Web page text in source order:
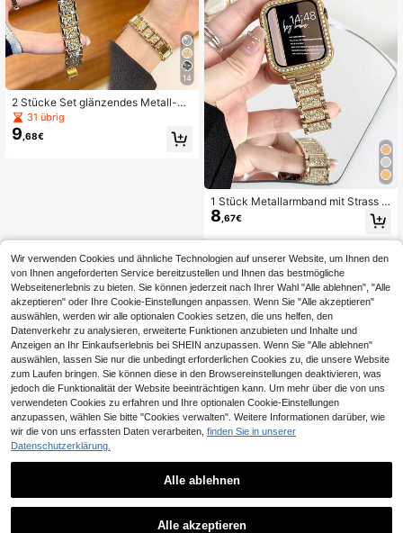
14
2 Stücke Set glänzendes Metall-Uh
renarmband und Gehäuse, kompati
bel mit Apple Watch Ultra 3 2 1, SE/
S10/S11/S9/S8/S7/S6/S5/S4/S3/S
r Damen, 38mm 40mm 41mm S10/1
1-42mm, 42mm 44mm 45mm 46m
m 49mm, Abschlussball, Party, Som
merstrand-Aktivitäten, Alltag, Hoch
zeit, Accessoires für Herren und Da
men, Geschenk für Freunde, Edelst
ahl-Schmuck für den Sommer
31 übrig
9 ,68€
1 Stück Metallarmband mit Strass u
nd 1 Stück Kristall PC Schutzhülle k
ompatibel mit 38/40/41/42/44/45/
46/49mm Ultra2/Ultra/SE2/SE/11/1
8 ,67€
Wir verwenden Cookies und ähnliche Technologien auf unserer Website, um Ihnen den
von Ihnen angeforderten Service bereitzustellen und Ihnen das bestmögliche
Webseitenerlebnis zu bieten. Sie können jederzeit nach Ihrer Wahl "Alle ablehnen", "Alle
akzeptieren" oder Ihre Cookie-Einstellungen anpassen. Wenn Sie "Alle akzeptieren"
auswählen, werden wir alle optionalen Cookies setzen, die uns helfen, den
Datenverkehr zu analysieren, erweiterte Funktionen anzubieten und Inhalte und
Anzeigen an Ihr Einkaufserlebnis bei SHEIN anzupassen. Wenn Sie "Alle ablehnen"
auswählen, lassen Sie nur die unbedingt erforderlichen Cookies zu, die unsere Website
zum Laufen bringen. Sie können diese in den Browsereinstellungen deaktivieren, was
jedoch die Funktionalität der Website beeinträchtigen kann. Um mehr über die von uns
verwendeten Cookies zu erfahren und Ihre optionalen Cookie-Einstellungen
anzupassen, wählen Sie bitte "Cookies verwalten". Weitere Informationen darüber, wie
wir die von uns erfassten Daten verarbeiten, finden Sie in unserer
Datenschutzerklärung.
Alle ablehnen
Alle akzeptieren